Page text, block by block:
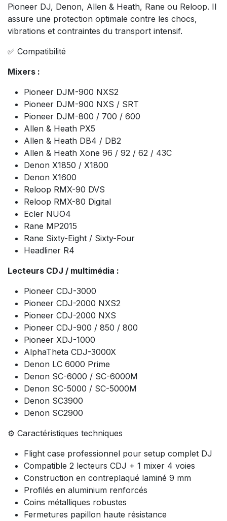
Pioneer DJ, Denon, Allen & Heath, Rane ou Reloop. Il
assure une protection optimale contre les chocs,
vibrations et contraintes du transport intensif.
✅ Compatibilité
Mixers :
Pioneer DJM-900 NXS2
Pioneer DJM-900 NXS / SRT
Pioneer DJM-800 / 700 / 600
Allen & Heath PX5
Allen & Heath DB4 / DB2
Allen & Heath Xone 96 / 92 / 62 / 43C
Denon X1850 / X1800
Denon X1600
Reloop RMX-90 DVS
Reloop RMX-80 Digital
Ecler NUO4
Rane MP2015
Rane Sixty-Eight / Sixty-Four
Headliner R4
Lecteurs CDJ / multimédia :
Pioneer CDJ-3000
Pioneer CDJ-2000 NXS2
Pioneer CDJ-2000 NXS
Pioneer CDJ-900 / 850 / 800
Pioneer XDJ-1000
AlphaTheta CDJ-3000X
Denon LC 6000 Prime
Denon SC-6000 / SC-6000M
Denon SC-5000 / SC-5000M
Denon SC3900
Denon SC2900
⚙️ Caractéristiques techniques
Flight case professionnel pour setup complet DJ
Compatible 2 lecteurs CDJ + 1 mixer 4 voies
Construction en contreplaqué laminé 9 mm
Profilés en aluminium renforcés
Coins métalliques robustes
Fermetures papillon haute résistance